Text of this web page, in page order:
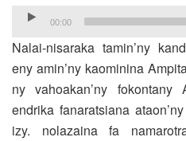
Audio
00:00
Nalai-nisaraka tamin’ny
eny amin’ny kaominina
ny vahoakan’ny fokontany
endrika fanaratsiana
izy. nolazaina fa